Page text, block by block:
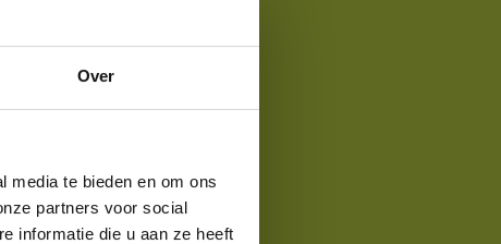
Over
media te bieden en om ons
partners voor social
informatie die u aan ze heeft